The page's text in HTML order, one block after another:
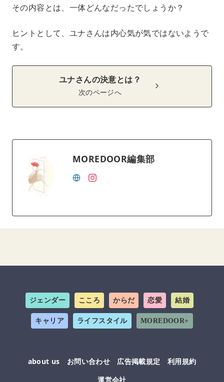
その内容とは、一体どんなだったでしょうか？
ヒントとして、ユナさんは内心気が気ではないようで
す。
ユナさんの決意とは？
次のページへ
MOREDOOR編集部
ジェンダー こころ からだ 恋愛 結婚
キャリア ライフスタイル MOREDOOR+
about us お問い合わせ 広告掲載規定
利用規約
運営会社